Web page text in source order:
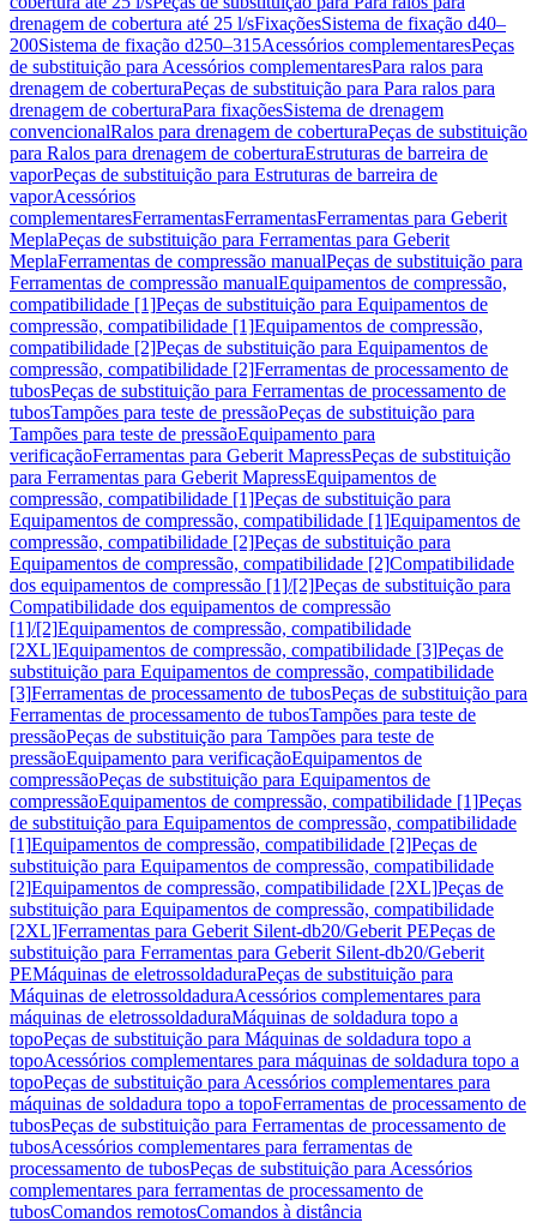
drenagem de cobertura até 25 l/sFixaçõesSistema de fixação d40–
200Sistema de fixação d250–315Acessórios complementaresPeças
de substituição para Acessórios complementaresPara ralos para
drenagem de coberturaPeças de substituição para Para ralos para
drenagem de coberturaPara fixaçõesSistema de drenagem
convencionalRalos para drenagem de coberturaPeças de substituição
para Ralos para drenagem de coberturaEstruturas de barreira de
vaporPeças de substituição para Estruturas de barreira de
vaporAcessórios
complementaresFerramentasFerramentasFerramentas para Geberit
MeplaPeças de substituição para Ferramentas para Geberit
MeplaFerramentas de compressão manualPeças de substituição para
Ferramentas de compressão manualEquipamentos de compressão,
compatibilidade [1]Peças de substituição para Equipamentos de
compressão, compatibilidade [1]Equipamentos de compressão,
compatibilidade [2]Peças de substituição para Equipamentos de
compressão, compatibilidade [2]Ferramentas de processamento de
tubosPeças de substituição para Ferramentas de processamento de
tubosTampões para teste de pressãoPeças de substituição para
Tampões para teste de pressãoEquipamento para
verificaçãoFerramentas para Geberit MapressPeças de substituição
para Ferramentas para Geberit MapressEquipamentos de
compressão, compatibilidade [1]Peças de substituição para
Equipamentos de compressão, compatibilidade [1]Equipamentos de
compressão, compatibilidade [2]Peças de substituição para
Equipamentos de compressão, compatibilidade [2]Compatibilidade
dos equipamentos de compressão [1]/[2]Peças de substituição para
Compatibilidade dos equipamentos de compressão
[1]/[2]Equipamentos de compressão, compatibilidade
[2XL]Equipamentos de compressão, compatibilidade [3]Peças de
substituição para Equipamentos de compressão, compatibilidade
[3]Ferramentas de processamento de tubosPeças de substituição para
Ferramentas de processamento de tubosTampões para teste de
pressãoPeças de substituição para Tampões para teste de
pressãoEquipamento para verificaçãoEquipamentos de
compressãoPeças de substituição para Equipamentos de
compressãoEquipamentos de compressão, compatibilidade [1]Peças
de substituição para Equipamentos de compressão, compatibilidade
[1]Equipamentos de compressão, compatibilidade [2]Peças de
substituição para Equipamentos de compressão, compatibilidade
[2]Equipamentos de compressão, compatibilidade [2XL]Peças de
substituição para Equipamentos de compressão, compatibilidade
[2XL]Ferramentas para Geberit Silent-db20/Geberit PEPeças de
substituição para Ferramentas para Geberit Silent-db20/Geberit
PEMáquinas de eletrossoldaduraPeças de substituição para
Máquinas de eletrossoldaduraAcessórios complementares para
máquinas de eletrossoldaduraMáquinas de soldadura topo a
topoPeças de substituição para Máquinas de soldadura topo a
topoAcessórios complementares para máquinas de soldadura topo a
topoPeças de substituição para Acessórios complementares para
máquinas de soldadura topo a topoFerramentas de processamento de
tubosPeças de substituição para Ferramentas de processamento de
tubosAcessórios complementares para ferramentas de
processamento de tubosPeças de substituição para Acessórios
complementares para ferramentas de processamento de
tubosComandos remotosComandos à distância